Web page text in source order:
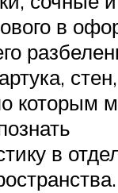
в
которым
в